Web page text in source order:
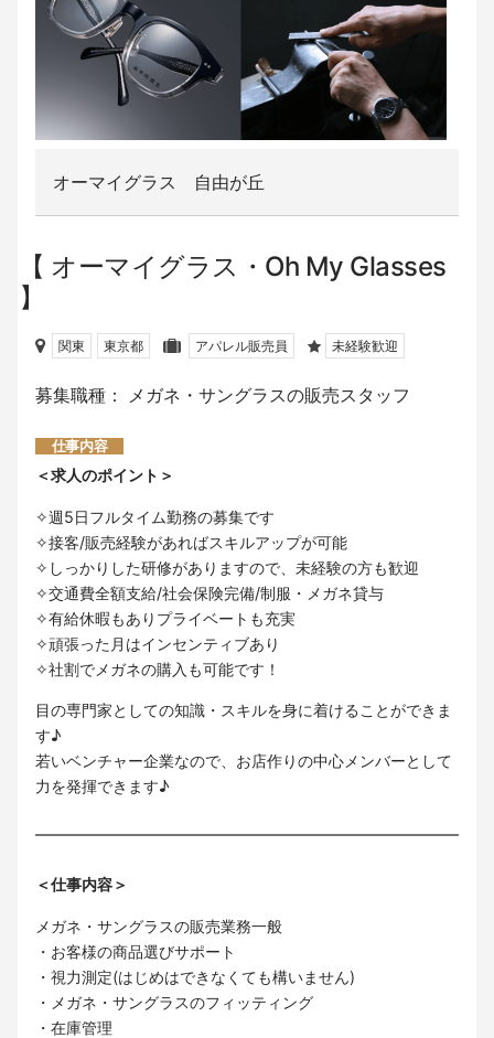
オーマイグラス 自由が丘
オーマイグラス・Oh My Glasses
関東 東京都 アパレル販売員 未経験歓迎
募集職種： メガネ・サングラスの販売スタッフ
仕事内容
＜求人のポイント＞
✧週5日フルタイム勤務の募集です
✧接客/販売経験があればスキルアップが可能
✧しっかりした研修がありますので、未経験の方も歓迎
✧交通費全額支給/社会保険完備/制服・メガネ貸与
✧有給休暇もありプライベートも充実
✧頑張った月はインセンティブあり
✧社割でメガネの購入も可能です！
目の専門家としての知識・スキルを身に着けることができま
す♪
若いベンチャー企業なので、お店作りの中心メンバーとして
力を発揮できます♪
＜仕事内容＞
メガネ・サングラスの販売業務一般
・お客様の商品選びサポート
・視力測定(はじめはできなくても構いません)
・メガネ・サングラスのフィッティング
・在庫管理